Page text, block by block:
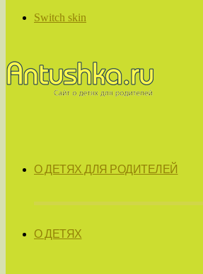
Switch skin
О ДЕТЯХ ДЛЯ РОДИТЕЛЕЙ
О ДЕТЯХ